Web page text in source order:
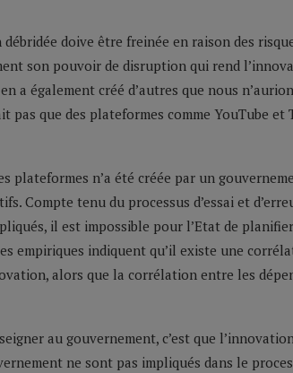
doive être freinée en raison des
son pouvoir de disruption qui rend
a également créé d’autres que nous
pas que des plateformes comme YouTube
plateformes n’a été créée par un
Compte tenu du processus d’essai et
il est impossible pour l’Etat de
empiriques indiquent qu’il existe une
alors que la corrélation entre les
au gouvernement, c’est que
ne sont pas impliqués dans le